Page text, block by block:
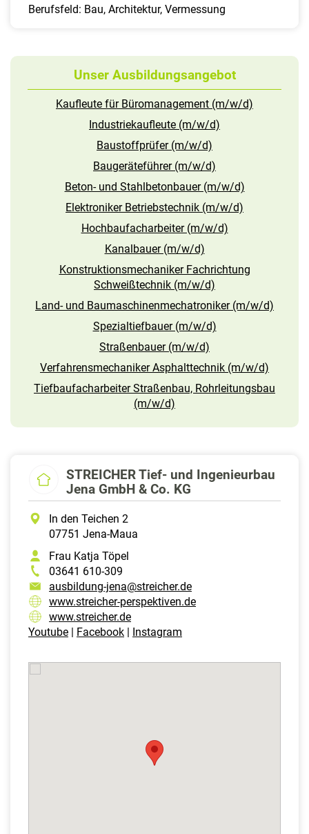
Berufsfeld: Bau, Architektur, Vermessung
Unser Ausbildungsangebot
Kaufleute für Büromanagement (m/w/d)
Industriekaufleute (m/w/d)
Baustoffprüfer (m/w/d)
Baugeräteführer (m/w/d)
Beton- und Stahlbetonbauer (m/w/d)
Elektroniker Betriebstechnik (m/w/d)
Hochbaufacharbeiter (m/w/d)
Kanalbauer (m/w/d)
Konstruktionsmechaniker Fachrichtung
Schweißtechnik (m/w/d)
Land- und Baumaschinenmechatroniker (m/w/d)
Spezialtiefbauer (m/w/d)
Straßenbauer (m/w/d)
Verfahrensmechaniker Asphalttechnik (m/w/d)
Tiefbaufacharbeiter Straßenbau, Rohrleitungsbau
(m/w/d)
STREICHER Tief- und Ingenieurbau
Jena GmbH & Co. KG
In den Teichen 2
07751 Jena-Maua
Frau Katja Töpel
03641 610-309
ausbildung-jena@streicher.de
www.streicher-perspektiven.de
www.streicher.de
Youtube
Facebook Instagram